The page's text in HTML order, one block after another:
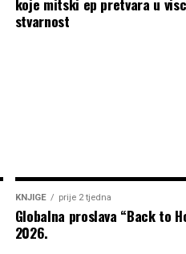
stvarnost
KNJIGE prije 2 tjedna
Globalna proslava “Back to
2026.